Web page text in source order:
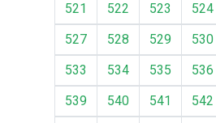
521
522 523 524
527
528 529 530
533
534 535 536
539
540 541 542